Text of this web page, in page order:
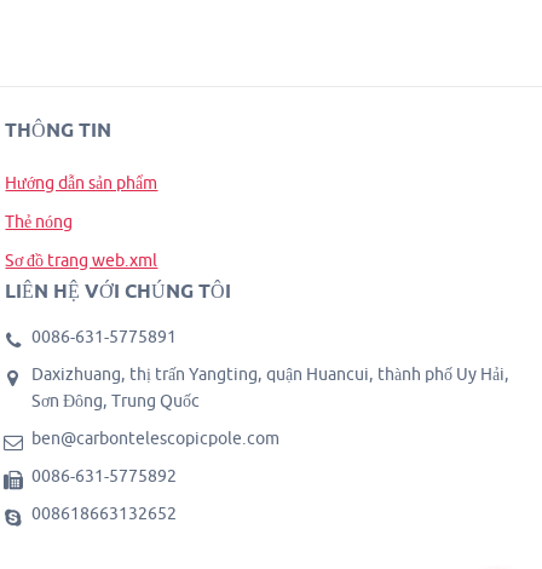
THÔNG TIN
Hướng dẫn sản phẩm
Thẻ nóng
Sơ đồ trang web.xml
LIÊN HỆ VỚI CHÚNG TÔI
0086-631-5775891
Daxizhuang, thị trấn Yangting, quận Huancui, thành phố Uy Hải,
Sơn Đông, Trung Quốc
ben@carbontelescopicpole.com
0086-631-5775892
008618663132652